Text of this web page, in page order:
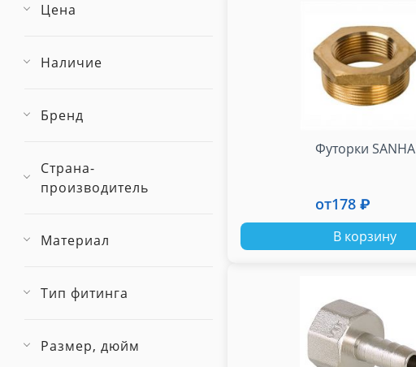
Цена
Наличие
Бренд
Страна-
производитель
Материал
Тип фитинга
Размер, дюйм
Футорки SANHA
от178 ₽
В корзину